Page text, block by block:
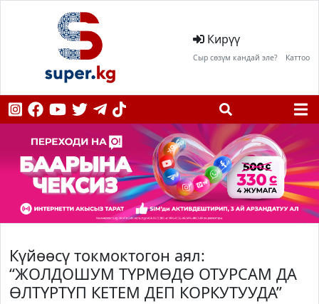
Кирүү
Сыр сөзүм кандай эле? Каттоо
Күйөөсү токмоктогон аял:
“ЖОЛДОШУМ ТҮРМӨДӨ ОТУРСАМ ДА
ӨЛТҮРТҮП КЕТЕМ ДЕП КОРКУТУУДА”